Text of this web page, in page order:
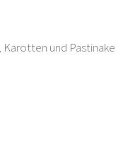
und Pastinake